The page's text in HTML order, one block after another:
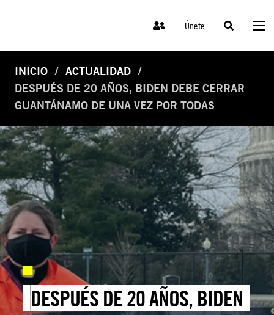
Únete
INICIO
ACTUALIDAD
DESPUÉS DE 20 AÑOS, BIDEN DEBE CERRAR
GUANTÁNAMO DE UNA VEZ POR TODAS
DESPUÉS DE 20 AÑOS, BIDEN